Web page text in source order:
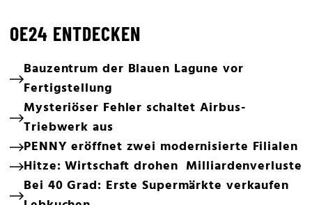
OE24 ENTDECKEN
Bauzentrum der Blauen Lagune vor
Fertigstellung
Mysteriöser Fehler schaltet Airbus-
Triebwerk aus
PENNY eröffnet zwei modernisierte Filialen
Hitze: Wirtschaft drohen Milliardenverluste
Bei 40 Grad: Erste Supermärkte verkaufen